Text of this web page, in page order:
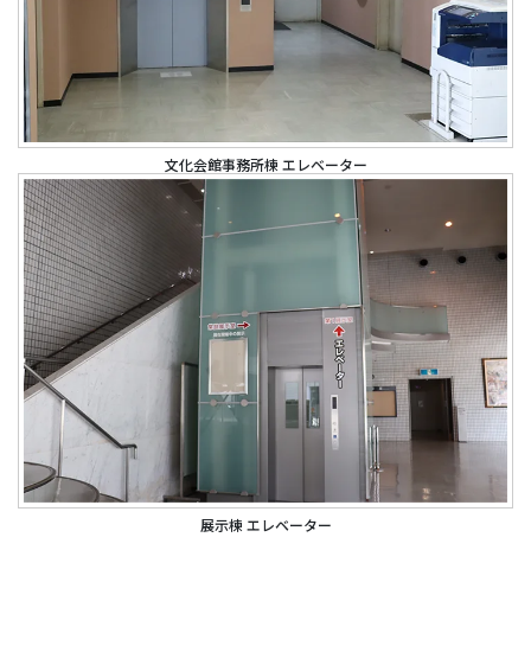
文化会館事務所棟 エレベーター
展示棟 エレベーター